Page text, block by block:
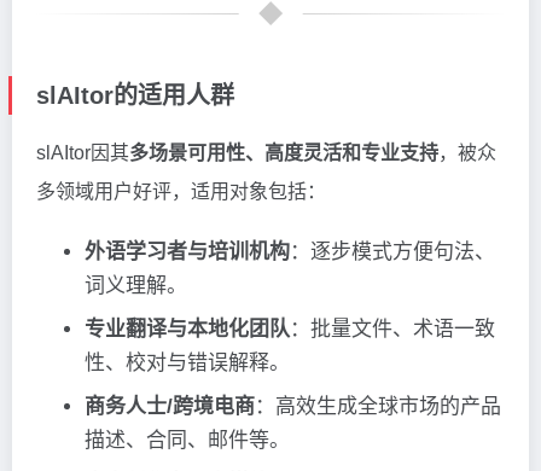
slAItor的适用人群
slAItor因其多场景可用性、高度灵活和专业支持，被众
多领域用户好评，适用对象包括：
外语学习者与培训机构：逐步模式方便句法、
词义理解。
专业翻译与本地化团队：批量文件、术语一致
性、校对与错误解释。
商务人士/跨境电商 ：高效生成全球市场的产品
描述、合同、邮件等。